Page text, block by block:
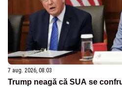
7 aug. 2026, 08:03
Trump neagă că SUA se